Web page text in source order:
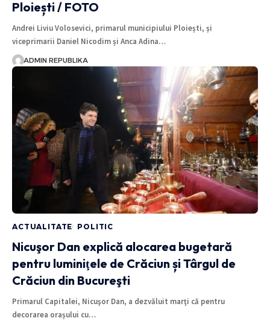
Ploiești / FOTO
Andrei Liviu Volosevici, primarul municipiului Ploiești, și
viceprimarii Daniel Nicodim și Anca Adina…
ADMIN REPUBLIKA
ACTUALITATE POLITIC
Nicuşor Dan explică alocarea bugetară
pentru luminiţele de Crăciun și Târgul de
Crăciun din Bucureşti
Primarul Capitalei, Nicuşor Dan, a dezvăluit marţi că pentru
decorarea orașului cu…